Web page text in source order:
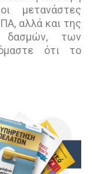
μετανάστες
αλλά και της
δασμών, των
ότι το